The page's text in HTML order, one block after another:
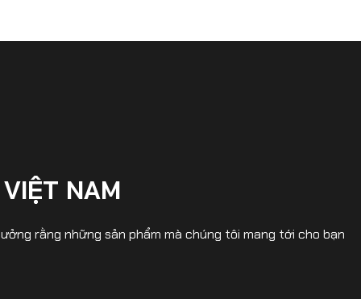
NAM
rằng những sản phẩm mà chúng tôi mang tới cho bạn